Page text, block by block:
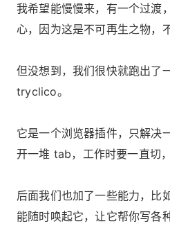
我希望能慢慢来，有一个过渡
心，因为这是不可再生之物，
但没想到，我们很快就跑出了
tryclico。
它是一个浏览器插件，只解决
开一堆 tab，工作时要一直切
后面我们也加了一些能力，比
能随时唤起它，让它帮你写各